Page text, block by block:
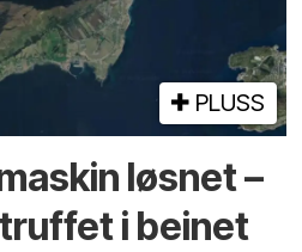
PLUSS
løsnet –
i beinet